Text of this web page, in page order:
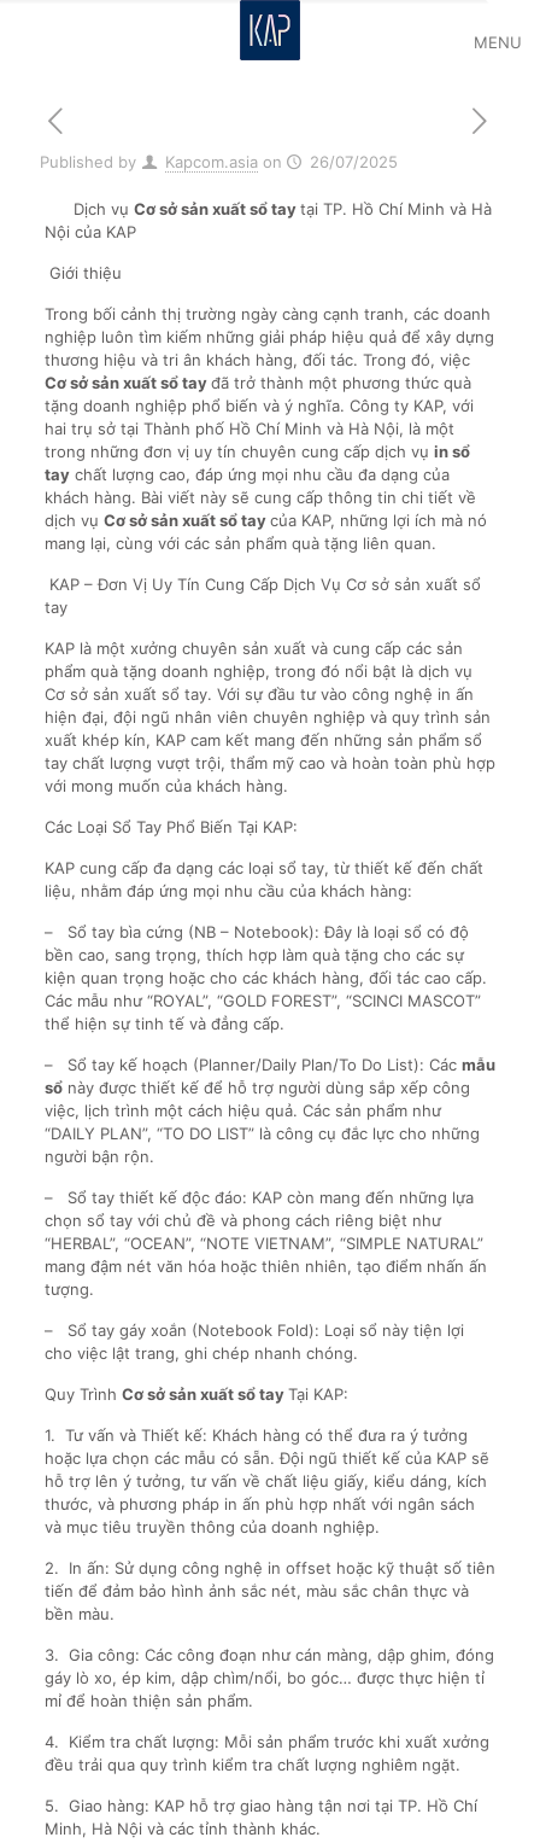
MENU
Published by Kapcom.asia on 26/07/2025
Dịch vụ Cơ sở sản xuất sổ taytại TP. Hồ Chí Minh và Hà
Nội của KAP
Giới thiệu
Trong bối cảnh thị trường ngày càng cạnh tranh, các doanh
nghiệp luôn tìm kiếm những giải pháp hiệu quả để xây dựng
thương hiệu và tri ân khách hàng, đối tác. Trong đó, việc
Cơ sở sản xuất sổ tayđã trở thành một phương thức quà
tặng doanh nghiệp phổ biến và ý nghĩa. Công ty KAP, với
hai trụ sở tại Thành phố Hồ Chí Minh và Hà Nội, là một
trong những đơn vị uy tín chuyên cung cấp dịch vụ in sổ
taychất lượng cao, đáp ứng mọi nhu cầu đa dạng của
khách hàng. Bài viết này sẽ cung cấp thông tin chi tiết về
dịch vụ Cơ sở sản xuất sổ taycủa KAP, những lợi ích mà nó
mang lại, cùng với các sản phẩm quà tặng liên quan.
KAP – Đơn Vị Uy Tín Cung Cấp Dịch Vụ Cơ sở sản xuất sổ
tay
KAP là một xưởng chuyên sản xuất và cung cấp các sản
phẩm quà tặng doanh nghiệp, trong đó nổi bật là dịch vụ
Cơ sở sản xuất sổ tay. Với sự đầu tư vào công nghệ in ấn
hiện đại, đội ngũ nhân viên chuyên nghiệp và quy trình sản
xuất khép kín, KAP cam kết mang đến những sản phẩm sổ
tay chất lượng vượt trội, thẩm mỹ cao và hoàn toàn phù hợp
với mong muốn của khách hàng.
Các Loại Sổ Tay Phổ Biến Tại KAP:
KAP cung cấp đa dạng các loại sổ tay, từ thiết kế đến chất
liệu, nhằm đáp ứng mọi nhu cầu của khách hàng:
– Sổ tay bìa cứng (NB – Notebook): Đây là loại sổ có độ
bền cao, sang trọng, thích hợp làm quà tặng cho các sự
kiện quan trọng hoặc cho các khách hàng, đối tác cao cấp.
Các mẫu như “ROYAL”, “GOLD FOREST”, “SCINCI MASCOT”
thể hiện sự tinh tế và đẳng cấp.
– Sổ tay kế hoạch (Planner/Daily Plan/To Do List): Các mẫu
sổnày được thiết kế để hỗ trợ người dùng sắp xếp công
việc, lịch trình một cách hiệu quả. Các sản phẩm như
“DAILY PLAN”, “TO DO LIST” là công cụ đắc lực cho những
người bận rộn.
– Sổ tay thiết kế độc đáo: KAP còn mang đến những lựa
chọn sổ tay với chủ đề và phong cách riêng biệt như
“HERBAL”, “OCEAN”, “NOTE VIETNAM”, “SIMPLE NATURAL”
mang đậm nét văn hóa hoặc thiên nhiên, tạo điểm nhấn ấn
tượng.
– Sổ tay gáy xoắn (Notebook Fold): Loại sổ này tiện lợi
cho việc lật trang, ghi chép nhanh chóng.
Quy Trình Cơ sở sản xuất sổ tayTại KAP:
1. Tư vấn và Thiết kế: Khách hàng có thể đưa ra ý tưởng
hoặc lựa chọn các mẫu có sẵn. Đội ngũ thiết kế của KAP sẽ
hỗ trợ lên ý tưởng, tư vấn về chất liệu giấy, kiểu dáng, kích
thước, và phương pháp in ấn phù hợp nhất với ngân sách
và mục tiêu truyền thông của doanh nghiệp.
2. In ấn: Sử dụng công nghệ in offset hoặc kỹ thuật số tiên
tiến để đảm bảo hình ảnh sắc nét, màu sắc chân thực và
bền màu.
3. Gia công: Các công đoạn như cán màng, dập ghim, đóng
gáy lò xo, ép kim, dập chìm/nổi, bo góc… được thực hiện tỉ
mỉ để hoàn thiện sản phẩm.
4. Kiểm tra chất lượng: Mỗi sản phẩm trước khi xuất xưởng
đều trải qua quy trình kiểm tra chất lượng nghiêm ngặt.
5. Giao hàng: KAP hỗ trợ giao hàng tận nơi tại TP. Hồ Chí
Minh, Hà Nội và các tỉnh thành khác.